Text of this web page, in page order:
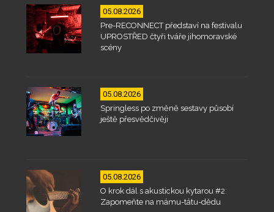
05.08.2026
Pre-RECONNECT představí na festivalu
UPROSTŘED čtyři tváře jihomoravské
scény
05.08.2026
Springless po změně sestavy působí
ještě přesvědčivěji
05.08.2026
O krok dál s akustickou kytarou #2:
Zapomeňte na mámu-tátu-dědu